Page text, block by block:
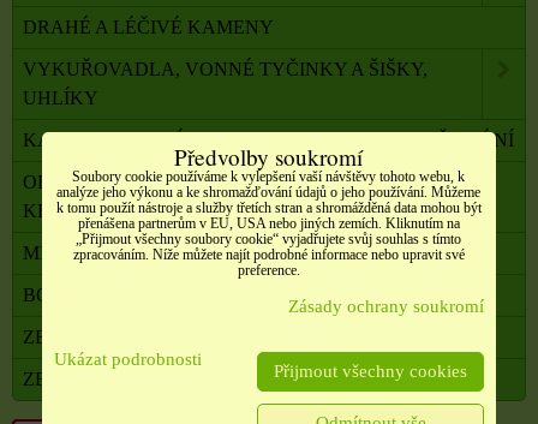
DRAHÉ A LÉČIVÉ KAMENY
VYKUŘOVADLA, VONNÉ TYČINKY A ŠIŠKY,
UHLÍKY
KADIDELNICE, PÍCKY, AROMALAMPY, VYKUŘOVÁNÍ
OBALOVÝ MATERIÁL, SATÉNOVÉ MAŠLE, SÁČKY,
KRABIČKY,
MILADA TERAPEUTKA DUŠE A TĚLA
BONUSOVÝ PROGRAM
ZBOŽÍ V AKCI
ZBOŽÍ VE VÝPRODEJI
Předvolby soukromí
Soubory cookie používáme k vylepšení vaší návštěvy tohoto webu, k
analýze jeho výkonu a ke shromažďování údajů o jeho používání. Můžeme
k tomu použít nástroje a služby třetích stran a shromážděná data mohou být
přenášena partnerům v EU, USA nebo jiných zemích. Kliknutím na
„Přijmout všechny soubory cookie“ vyjadřujete svůj souhlas s tímto
zpracováním. Níže můžete najít podrobné informace nebo upravit své
preference.
Zásady ochrany soukromí
Ukázat podrobnosti
Přijmout všechny cookies